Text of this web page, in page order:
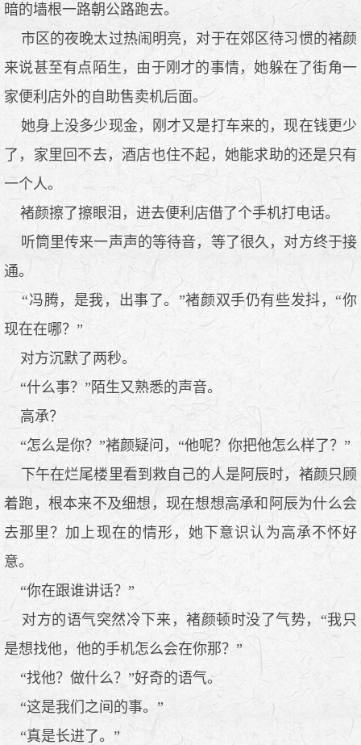
暗的墙根一路朝公路跑去。
市区的夜晚太过热闹明亮，对于在郊区待习惯的褚颜
来说甚至有点陌生，由于刚才的事情，她躲在了街角一
家便利店外的自助售卖机后面。
她身上没多少现金，刚才又是打车来的，现在钱更少
了，家里回不去，酒店也住不起，她能求助的还是只有
一个人。
褚颜擦了擦眼泪，进去便利店借了个手机打电话。
听筒里传来一声声的等待音，等了很久，对方终于接
通。
“冯腾，是我，出事了。”褚颜双手仍有些发抖，“你
现在在哪？”
对方沉默了两秒。
“什么事？”陌生又熟悉的声音。
高承？
“怎么是你？”褚颜疑问，“他呢？你把他怎么样了？”
下午在烂尾楼里看到救自己的人是阿辰时，褚颜只顾
着跑，根本来不及细想，现在想想高承和阿辰为什么会
去那里？加上现在的情形，她下意识认为高承不怀好
意。
“你在跟谁讲话？”
对方的语气突然冷下来，褚颜顿时没了气势，“我只
是想找他，他的手机怎么会在你那？”
“找他？做什么？”好奇的语气。
“这是我们之间的事。”
“真是长进了。”